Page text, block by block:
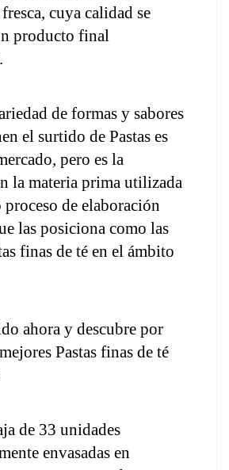
cuya calidad se
producto final
de formas y sabores
el surtido de Pastas es
pero es la
la materia prima utilizada
de elaboración
las posiciona como las
finas de té en el ámbito
ahora y descubre por
Pastas finas de té
de 33 unidades
envasadas en